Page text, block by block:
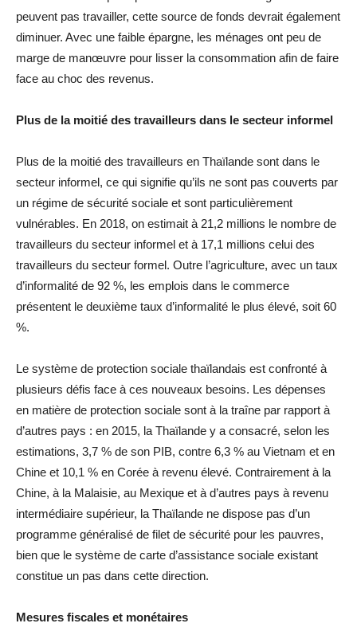
peuvent pas travailler, cette source de fonds devrait également
diminuer. Avec une faible épargne, les ménages ont peu de
marge de manœuvre pour lisser la consommation afin de faire
face au choc des revenus.
Plus de la moitié des travailleurs dans le secteur informel
Plus de la moitié des travailleurs en Thaïlande sont dans le
secteur informel, ce qui signifie qu’ils ne sont pas couverts par
un régime de sécurité sociale et sont particulièrement
vulnérables. En 2018, on estimait à 21,2 millions le nombre de
travailleurs du secteur informel et à 17,1 millions celui des
travailleurs du secteur formel. Outre l’agriculture, avec un taux
d’informalité de 92 %, les emplois dans le commerce
présentent le deuxième taux d’informalité le plus élevé, soit 60
%.
Le système de protection sociale thaïlandais est confronté à
plusieurs défis face à ces nouveaux besoins. Les dépenses
en matière de protection sociale sont à la traîne par rapport à
d’autres pays : en 2015, la Thaïlande y a consacré, selon les
estimations, 3,7 % de son PIB, contre 6,3 % au Vietnam et en
Chine et 10,1 % en Corée à revenu élevé. Contrairement à la
Chine, à la Malaisie, au Mexique et à d’autres pays à revenu
intermédiaire supérieur, la Thaïlande ne dispose pas d’un
programme généralisé de filet de sécurité pour les pauvres,
bien que le système de carte d’assistance sociale existant
constitue un pas dans cette direction.
Mesures fiscales et monétaires